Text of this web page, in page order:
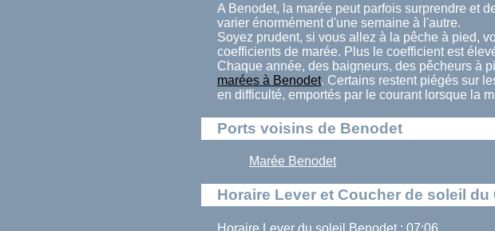
A Benodet, la marée peut parfois surprendre et
varier énormément d'une semaine à l'autre.
Soyez prudent, si vous allez à la pêche à pied,
coefficients de marée. Plus le coefficient est
Chaque année, des baigneurs, des pêcheurs à
marées à Benodet. Certains restent piégés sur
en difficulté, emportés par le courant lorsque la
Ports voisins de Benodet
Marée Benodet
Horaire Lever et Coucher de soleil du
Horaire Lever du soleil Benodet : 07:06